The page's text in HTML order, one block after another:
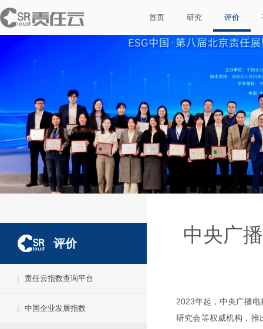
首页 研究 评价
评价
责任云指数查询平台
中国企业发展指数
中央广
2023年起，中央广播
研究会等权威机构，推